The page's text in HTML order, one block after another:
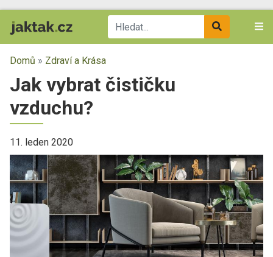
Domů » Zdraví a Krása
Jak vybrat čističku
vzduchu?
11. leden 2020